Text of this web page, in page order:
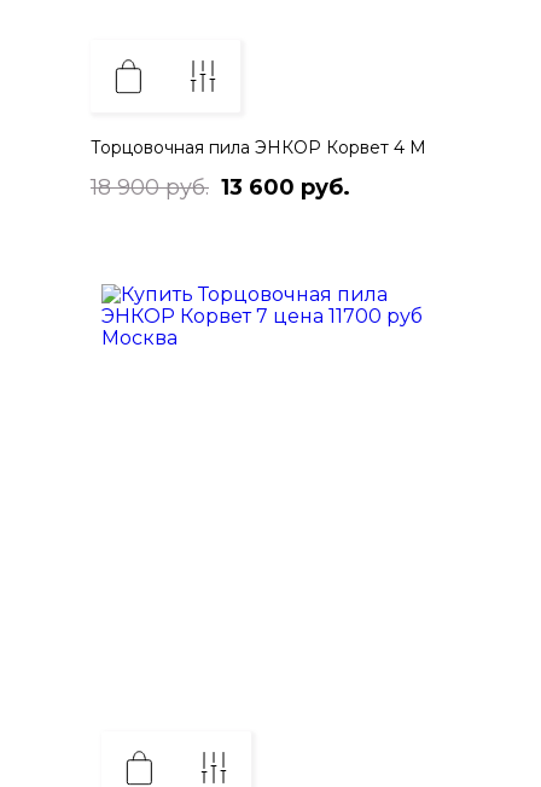
Торцовочная пила ЭНКОР Корвет 4 М
18 900 руб. 13 600 руб.